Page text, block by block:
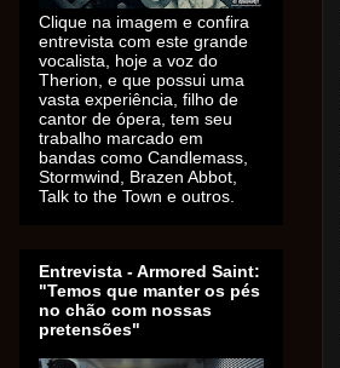
Clique na imagem e confira
entrevista com este grande
vocalista, hoje a voz do
Therion, e que possui uma
vasta experiência, filho de
cantor de ópera, tem seu
trabalho marcado em
bandas como Candlemass,
Stormwind, Brazen Abbot,
Talk to the Town e outros.
Entrevista - Armored Saint:
"Temos que manter os pés
no chão com nossas
pretensões"